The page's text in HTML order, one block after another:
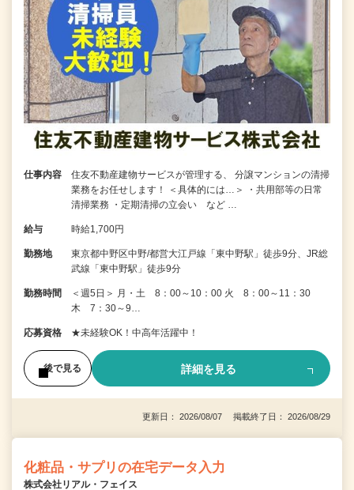
仕事内容
住友不動産建物サービスが管理する、 分譲マンションの清掃
業務をお任せします！ ＜具体的には…＞ ・共用部等の日常
清掃業務 ・定期清掃の立会い など …
給与 時給1,700円
勤務地
東京都中野区中野/都営大江戸線「東中野駅」徒歩9分、JR総
武線「東中野駅」徒歩9分
勤務時間
＜週5日＞ 月・土 8：00～10：00 火 8：00～11：30
木 7：30～9…
応募資格 ★未経験OK！中高年活躍中！
後で見る 詳細を見る
更新日： 2026/08/07 掲載終了日： 2026/08/29
化粧品・サプリの在宅データ入力
株式会社リアル・フェイス